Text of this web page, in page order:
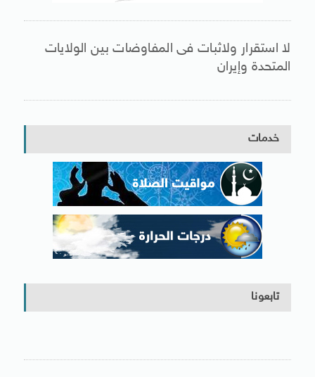
لا استقرار ولاثبات فى المفاوضات بين الولايات
المتحدة وإيران
خدمات
تابعونا